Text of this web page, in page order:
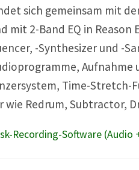
sich gemeinsam mit
mit 2-Band EQ in Reason
-Synthesizer und -
Aufnahme
Time-
wie Redrum, Subtractor,
Recording-Software (Audio